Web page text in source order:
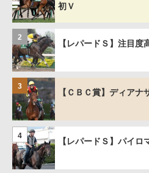
初Ｖ
2
【レパードＳ】注目
3
【ＣＢＣ賞】ディアナ
4
【レパードＳ】パイ